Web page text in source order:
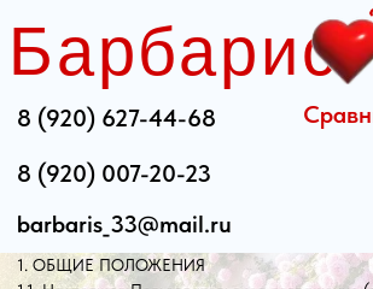
8 (920) 627-44-68
barbaris_33@mail.ru
8 (920) 007-20-23
Барбарис
0 р.
Сравнить
г. Вязники «31» марта 2026г.
1. ОБЩИЕ ПОЛОЖЕНИЯ
Соглашение) относится к сайту Интернет-магазина «Барбарис»,
1.2. Сайт Интернет-магазина «Барбарис» (далее – Сайт) является
собственностью ИП Мочалова Е.Ю.